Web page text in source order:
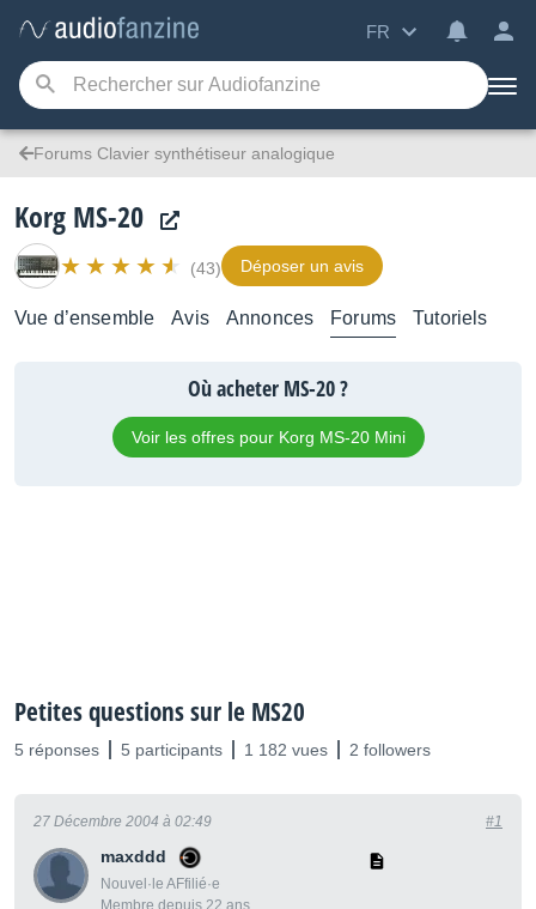
FR
Forums Clavier synthétiseur analogique
Korg MS-20
(43) Déposer un avis
Vue d’ensemble Avis Annonces Forums Tutoriels
Où acheter MS-20 ?
Voir les offres pour Korg MS-20 Mini
Petites questions sur le MS20
5 réponses 5 participants 1 182 vues 2 followers
maxddd
Nouvel·le AFfilié·e
Membre depuis 22 ans
27 Décembre 2004 à 02:49 #1